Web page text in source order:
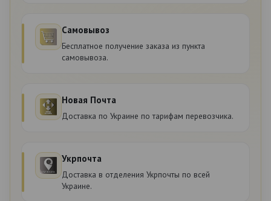
Самовывоз
Бесплатное получение заказа из пункта
самовывоза.
Новая Почта
Доставка по Украине по тарифам перевозчика.
Укрпочта
Доставка в отделения Укрпочты по всей
Украине.